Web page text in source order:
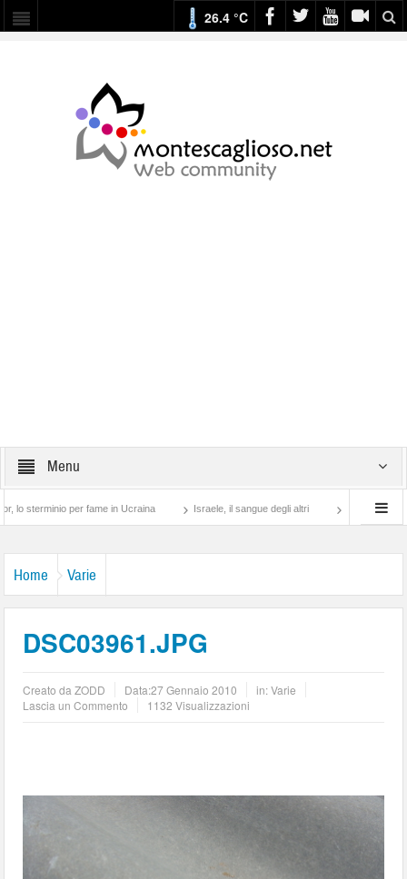
26.4 °C
Menu
per fame in Ucraina Israele, il sangue degli altri Lotta di classe… tra
Home Varie
DSC03961.JPG
Creato daZODD Data:27 Gennaio 2010 in:Varie
Lascia un Commento
1132 Visualizzazioni